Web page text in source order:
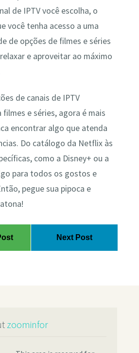
de IPTV você escolha, o
você tenha acesso a uma
de opções de filmes e séries
e aproveitar ao máximo
de canais de IPTV
filmes e séries, agora é mais
encontrar algo que atenda
Do catálogo da Netflix às
como a Disney+ ou a
para todos os gostos e
pegue sua pipoca e
Next Post
zoominfor